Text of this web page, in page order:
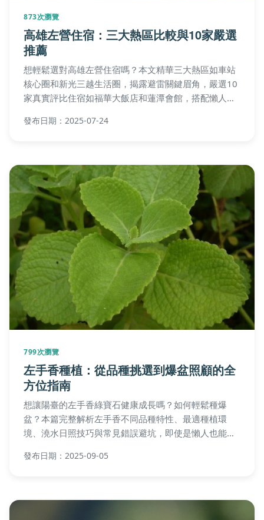
873次瀏覽
高雄左營住宿：三大熱區比較與10家嚴選
推薦
想輕鬆選對高雄左營住宿嗎？本文精華三大熱區如車站
核心圈和新光三越生活圈，揭露避雷關鍵眉角，嚴選10
家真實評比住宿如福華大飯店和蓮潭會館，搭配懶人包
發布日期：2025-07-24
799次瀏覽
左手香種植：從品種挑選到爆盆照顧的全
方位指南
想讓陽臺的左手香綠寶石健康成長嗎？如何輕鬆種爆
盆？本篇完整解析左手香不同品種特性、最適種植環
境、澆水日照技巧與常見錯誤避坑，即使是懶人也能養
發布日期：2025-09-05